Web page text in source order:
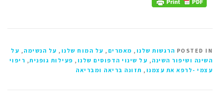
POSTED IN הרגשות שלנו , מאמרים , על המוח שלנו , על הנשימה , על
השינה ושיפור השינה , על שינוי הדפוסים שלנו , פעילות גופנית , ריפוי
עצמי -לרפא את עצמנו , תזונה בריאה ומבריאה